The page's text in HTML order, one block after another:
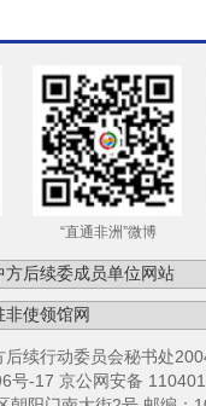
“直通非洲”微博
续行动委员会秘书处
号-17 京公网安备